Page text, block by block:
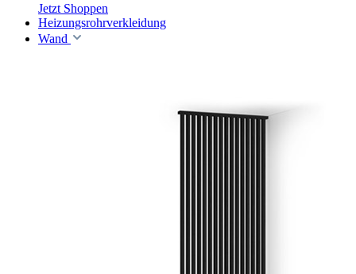
Jetzt Shoppen
Heizungsrohrverkleidung
Wand